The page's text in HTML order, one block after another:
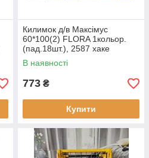
Килимок д/в Максімус
60*100(2) FLORA 1кольор.
(пад.18шт.), 2587 хаке
В наявності
773 ₴
Купити